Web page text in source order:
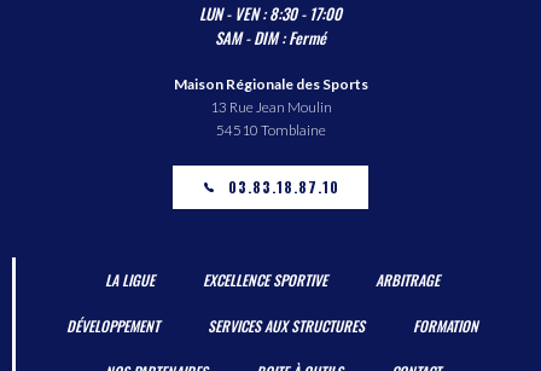
LUN - VEN : 8:30 - 17:00
SAM - DIM : Fermé
Maison Régionale des Sports
13 Rue Jean Moulin
54510 Tomblaine
03.83.18.87.10
LA LIGUE EXCELLENCE SPORTIVE ARBITRAGE
DÉVELOPPEMENT SERVICES AUX STRUCTURES FORMATION